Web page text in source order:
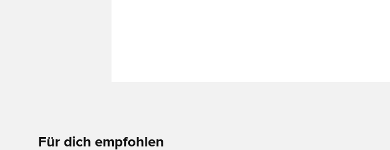
Für dich empfohlen